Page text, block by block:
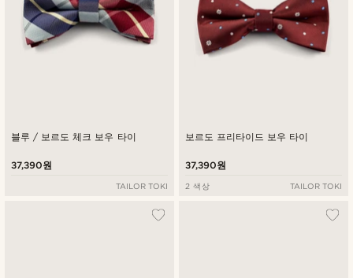
블루 / 보르도 체크 보우 타이
37,390원
TAILOR TOKI
보르도 프리타이드 보우 타이
37,390원
2 색상 TAILOR TOKI